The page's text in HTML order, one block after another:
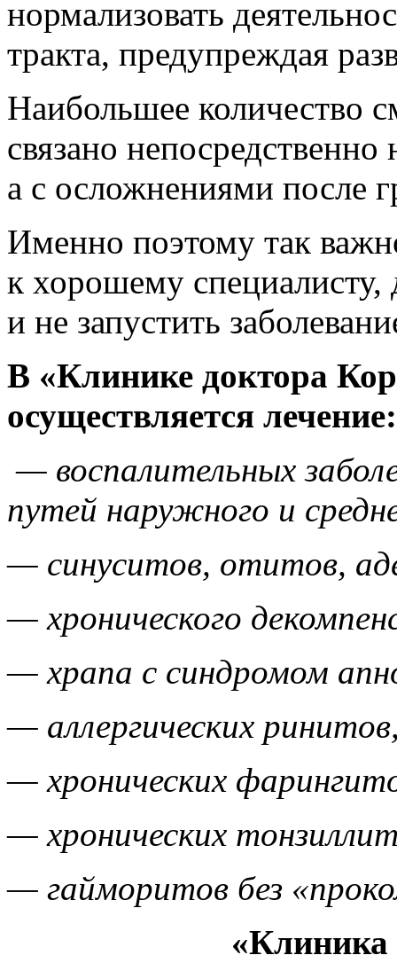
нормализовать
тракта, предупреждая
Наибольшее количество
связано
а с осложнениями после
Именно поэтому так
к хорошему
и не запустить
В «Клинике доктора
осуществляется лечение:
— воспалительных
путей наружного и
— синуситов, отитов,
— хронического
— храпа с синдромом
— аллергических
— хронических
— хронических
— гайморитов без
«Клиника